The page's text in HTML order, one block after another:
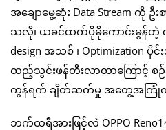
အချောမွေ့ဆုံး Data Stream ကို ဦးစ
သလို၊ ယခင်ထက်ပိုမိုကောင်းမွန်တဲ့
design အသစ် ၊
ထည့်သွင်းဖန်တီးလာတာကြောင့် စ
ကွန်ရက် ချိတ်ဆက်မှု အတွေ့အကြုံကို ပ
ဘက်ထရီအားဖြင့်လဲ OPPO